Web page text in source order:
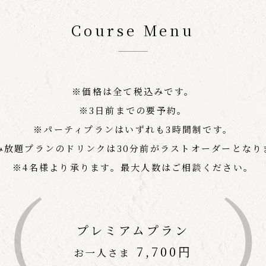
Course Menu
※価格は全て税込みです。
※3日前までの要予約。
※パーティプランはいずれも3時間制です。
題プランのドリンクは30分前がラストオーダーとなり
※4名様より承ります。最大人数はご相談ください。
プレミアムプラン
お一人さま 7,700円